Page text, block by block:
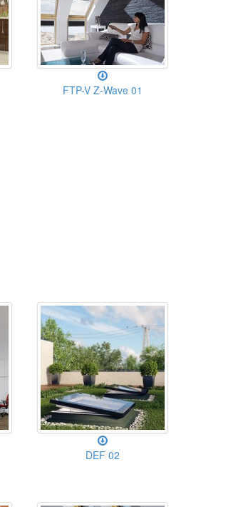
FTP-V Z-Wave 01
DEF 02